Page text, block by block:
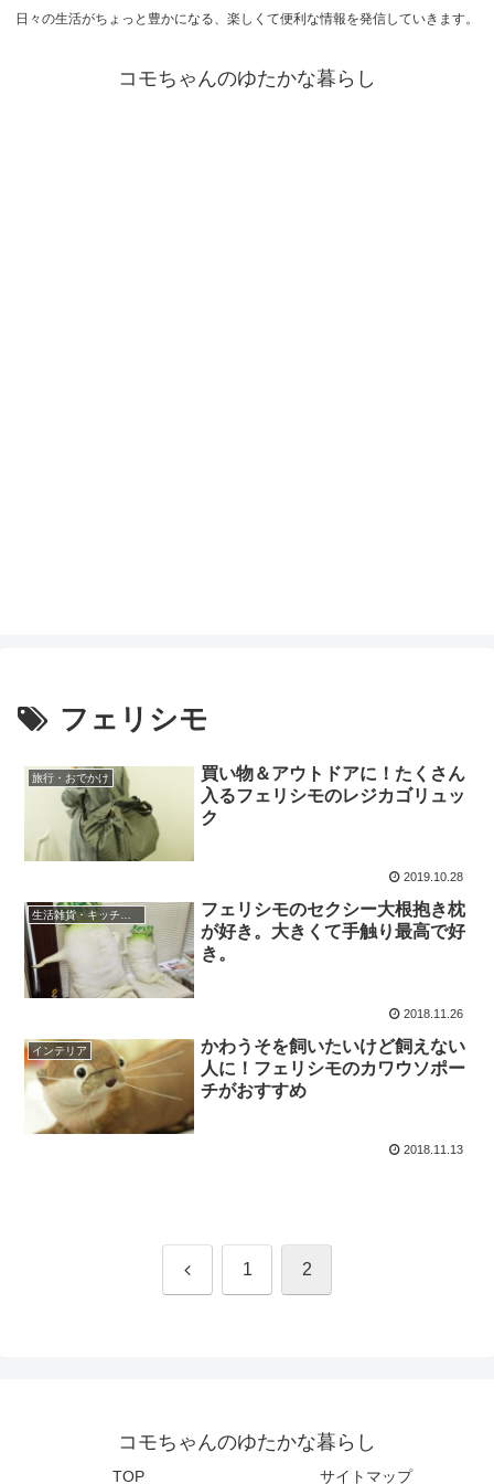
日々の生活がちょっと豊かになる、楽しくて便利な情報を発信していきます。
コモちゃんのゆたかな暮らし
フェリシモ
旅行・おでかけ
買い物＆アウトドアに！たくさん
入るフェリシモのレジカゴリュッ
ク
2019.10.28
フェリシモのセクシー大根抱き枕
が好き。大きくて手触り最高で好
き。
2018.11.26
インテリア
かわうそを飼いたいけど飼えない
人に！フェリシモのカワウソポー
チがおすすめ
2018.11.13
前 1 2
コモちゃんのゆたかな暮らし
TOP サイトマップ